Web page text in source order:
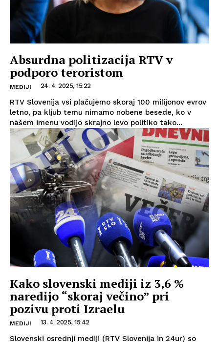
Absurdna politizacija RTV v
podporo teroristom
MEDIJI 24. 4. 2025, 15:22
RTV Slovenija vsi plačujemo skoraj 100 milijonov evrov
letno, pa kljub temu nimamo nobene besede, ko v
našem imenu vodijo skrajno levo politiko tako...
Kako slovenski mediji iz 3,6 %
naredijo “skoraj večino” pri
pozivu proti Izraelu
MEDIJI 13. 4. 2025, 15:42
Slovenski osrednji mediji (RTV Slovenija in 24ur) so